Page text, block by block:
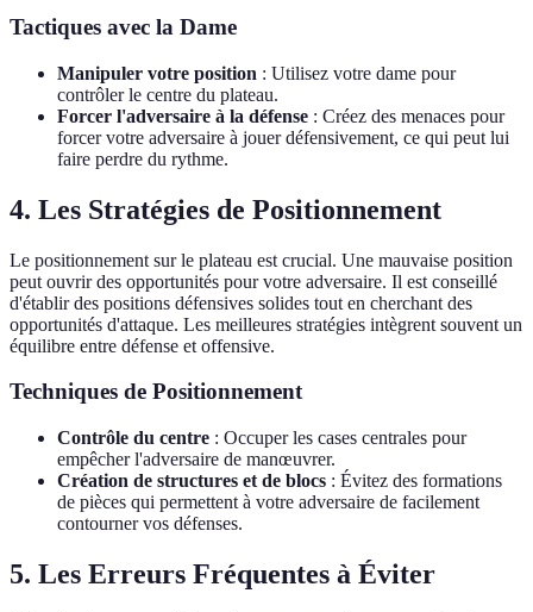
Tactiques avec la Dame
Manipuler votre position : Utilisez votre dame pour
contrôler le centre du plateau.
Forcer l'adversaire à la défense : Créez des menaces pour
forcer votre adversaire à jouer défensivement, ce qui peut lui
faire perdre du rythme.
4. Les Stratégies de Positionnement
Le positionnement sur le plateau est crucial. Une mauvaise position
peut ouvrir des opportunités pour votre adversaire. Il est conseillé
d'établir des positions défensives solides tout en cherchant des
opportunités d'attaque. Les meilleures stratégies intègrent souvent un
équilibre entre défense et offensive.
Techniques de Positionnement
Contrôle du centre : Occuper les cases centrales pour
empêcher l'adversaire de manœuvrer.
Création de structures et de blocs : Évitez des formations
de pièces qui permettent à votre adversaire de facilement
contourner vos défenses.
5. Les Erreurs Fréquentes à Éviter